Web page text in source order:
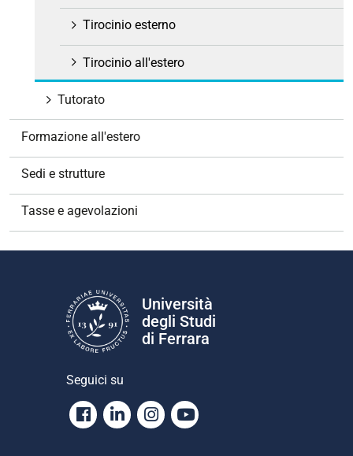
Tirocinio esterno
Tirocinio all'estero
Tutorato
Formazione all'estero
Sedi e strutture
Tasse e agevolazioni
Università
degli Studi
di Ferrara
Seguici su
Facebook
LinkedinInstagram
Youtube